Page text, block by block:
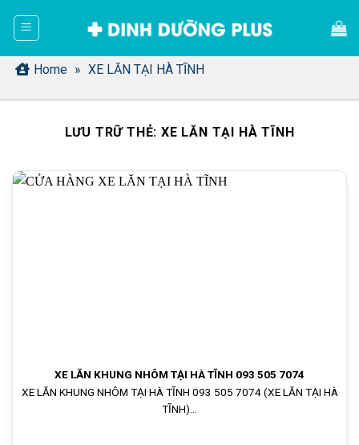
dung Home » XE LĂN TẠI HÀ TĨNH
LƯU TRỮ THẺ: XE LĂN TẠI HÀ TĨNH
XE LĂN KHUNG NHÔM TẠI HÀ TĨNH 093 505 7074
XE LĂN KHUNG NHÔM TẠI HÀ TĨNH 093 505 7074 (XE LĂN TẠI HÀ
TĨNH)...